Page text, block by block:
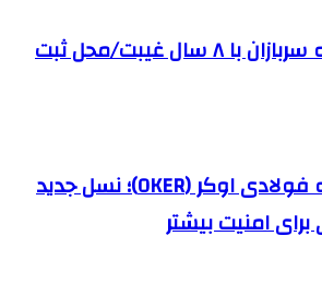
طرح انصار ویژه سربازان با ۸ سال غیبت/محل ثبت
معرفی کرکره فولادی اوکر (OKER)؛ نسل جدید
امنیت بیشتر